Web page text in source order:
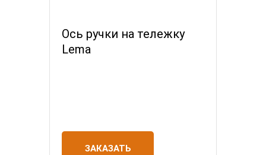
Ось ручки на тележку
Lema
ЗАКАЗАТЬ